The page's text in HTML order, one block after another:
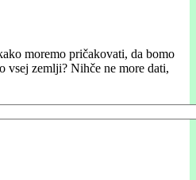
moremo pričakovati, da bomo
vsej zemlji? Nihče ne more dati,